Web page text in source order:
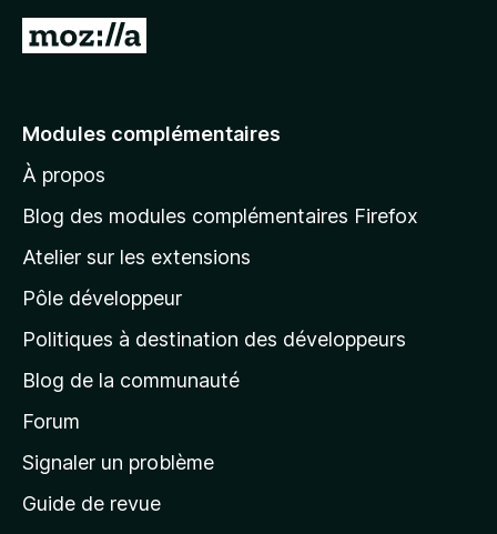
A
e
à
l
p
a
g
d
a
c
Modules complémentaires
À propos
Blog des modules complémentaires Firefox
Atelier sur les extensions
Pôle développeur
Politiques à destination des développeurs
Blog de la communauté
Forum
Signaler un problème
Guide de revue